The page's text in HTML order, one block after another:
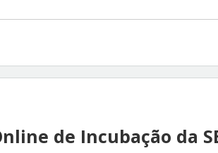
de Incubação da